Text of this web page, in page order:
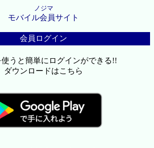
ノジマ
モバイル会員サイト
会員ログイン
うと簡単にログインができる!!
ダウンロードはこちら